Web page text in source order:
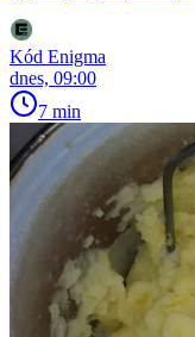
Kód Enigma
dnes, 09:00
7 min